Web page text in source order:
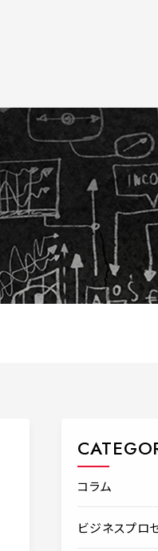
RPA RPAツール:WinActor
コラム
ビジネスプロ